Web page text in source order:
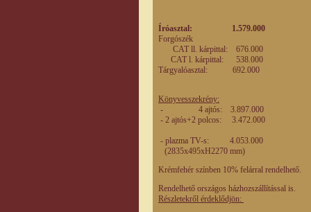
Íróasztal: 1.579.000
Forgószék
CAT ll. kárpittal: 676.000
CAT l. kárpittal: 538.000
Tárgyalóasztal:
Könyvesszekrény:
- 4 ajtós:
- 2 ajtós+2 polcos:
- plazma TV-s:
(2835x495xH2270 mm)
Krémfehér színben 10% felárral rendelhető.
Rendelhető országos házhozszállítással is.
Részletekről érdeklődjön: